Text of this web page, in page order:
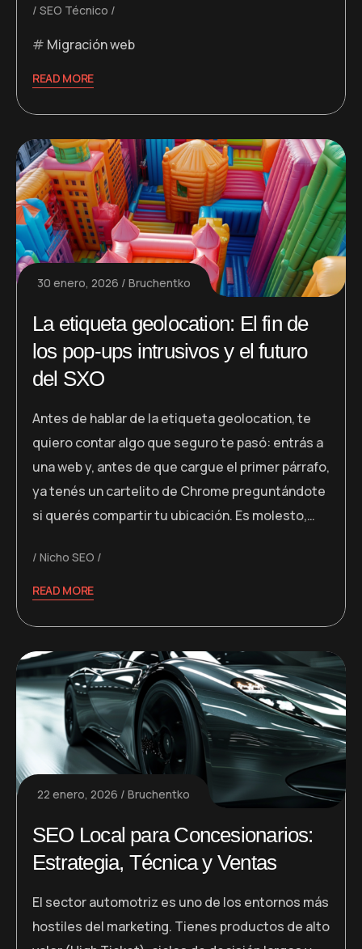
SEO Técnico
Migración web
READ MORE
30 enero, 2026 Bruchentko
La etiqueta geolocation: El fin de
los pop-ups intrusivos y el futuro
del SXO
Antes de hablar de la etiqueta geolocation, te
quiero contar algo que seguro te pasó: entrás a
una web y, antes de que cargue el primer párrafo,
ya tenés un cartelito de Chrome preguntándote
si querés compartir tu ubicación. Es molesto,…
Nicho SEO
READ MORE
22 enero, 2026 Bruchentko
SEO Local para Concesionarios:
Estrategia, Técnica y Ventas
El sector automotriz es uno de los entornos más
hostiles del marketing. Tienes productos de alto